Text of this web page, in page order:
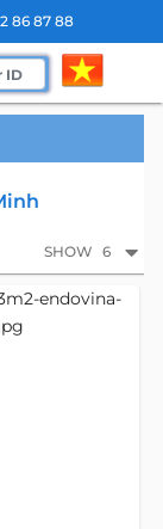
86 87 88
SHOW 6